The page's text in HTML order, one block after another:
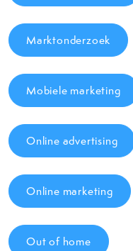
Marktonderzoek
Mobiele marketing
Online advertising
Online marketing
Out of home